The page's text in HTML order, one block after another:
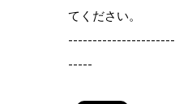
てください。
-----